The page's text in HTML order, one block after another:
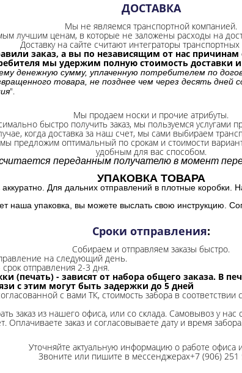
ДОСТАВКА
Мы не являемся транспортной компанией.
лучшим ценам, в которые не заложены расходы на
Доставку на сайте считают интеграторы
заказ, а вы по независящим от нас причинам
мы удержим полную стоимость доставки и
денежную сумму, уплаченную потребителем по
товара, не позднее чем через десять дней
".
Мы продаем носки и прочие атрибуты.
быстро получить заказ, мы пользуемся услугами
когда доставка за наш счет, мы сами выбираем
предложим оптимальный по срокам и стоимости
удобным для вас способом.
переданным получателю в момент
УПАКОВКА ТОВАРА
Для дальних отправлений в плотные коробки.
наша упаковка, вы можете выслать свою инструкцию.
Сроки отправления:
Собираем и отправляем заказы быстро.
на следующий день.
отправления 2-3 дня.
(печать) - зависят от набора общего заказа. В
с этим могут быть задержки до 5 дней
с вами ТК, стоимость забора в
заказ из нашего офиса, или со склада. Самовывоз у нас
Оплачиваете заказ и согласовываете дату и время
Уточняйте актуальную информацию о работе офиса
Звоните или пишите в мессенджерах+7 (906) 251